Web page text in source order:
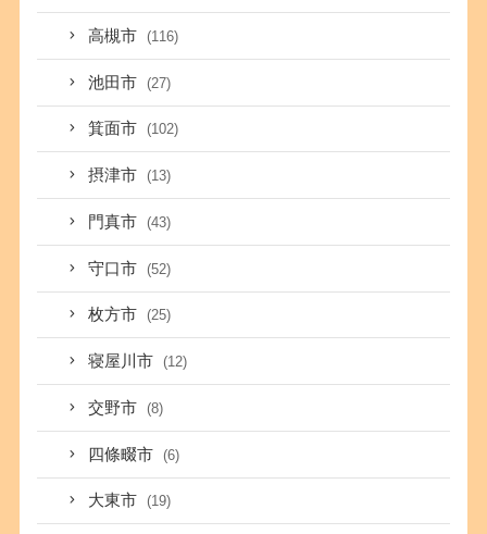
高槻市 (116)
池田市 (27)
箕面市 (102)
摂津市 (13)
門真市 (43)
守口市 (52)
枚方市 (25)
寝屋川市 (12)
交野市 (8)
四條畷市 (6)
大東市 (19)